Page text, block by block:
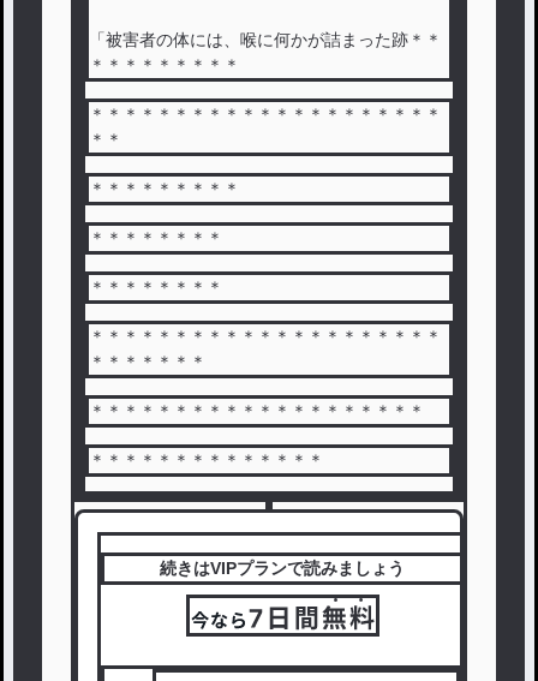
「被害者の体には、喉に何かが詰まった跡＊＊
＊＊＊＊＊＊＊＊＊
＊＊＊＊＊＊＊＊＊＊＊＊＊＊＊＊＊＊＊＊＊
＊＊
＊＊＊＊＊＊＊＊＊
＊＊＊＊＊＊＊＊
＊＊＊＊＊＊＊＊
＊＊＊＊＊＊＊＊＊＊＊＊＊＊＊＊＊＊＊＊＊
＊＊＊＊＊＊＊
＊＊＊＊＊＊＊＊＊＊＊＊＊＊＊＊＊＊＊＊
＊＊＊＊＊＊＊＊＊＊＊＊＊＊
続きはVIPプランで読みましょう